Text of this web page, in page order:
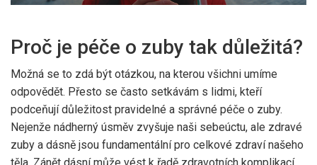
Proč je péče o zuby tak důležitá?
Možná se to zdá být otázkou, na kterou všichni umíme
odpovědět. Přesto se často setkávám s lidmi, kteří
podceňují důležitost pravidelné a správné péče o zuby.
Nejenže nádherný úsměv zvyšuje naši sebeúctu, ale zdravé
zuby a dásně jsou fundamentální pro celkové zdraví našeho